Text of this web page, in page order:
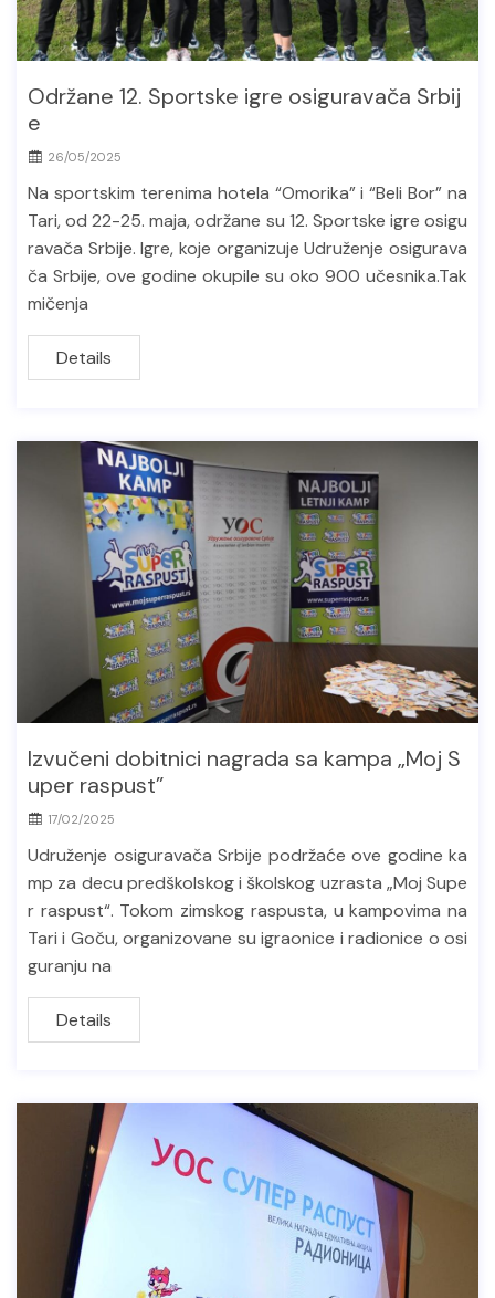
Održane 12. Sportske igre osiguravača Srbij
e
26/05/2025
Na sportskim terenima hotela “Omorika” i “Beli Bor” na
Tari, od 22-25. maja, održane su 12. Sportske igre osigu
ravača Srbije. Igre, koje organizuje Udruženje osigurava
ča Srbije, ove godine okupile su oko 900 učesnika.Tak
mičenja
Details
Izvučeni dobitnici nagrada sa kampa „Moj S
uper raspust”
17/02/2025
Udruženje osiguravača Srbije podržaće ove godine ka
mp za decu predškolskog i školskog uzrasta „Moj Supe
r raspust“. Tokom zimskog raspusta, u kampovima na
Tari i Goču, organizovane su igraonice i radionice o osi
guranju na
Details